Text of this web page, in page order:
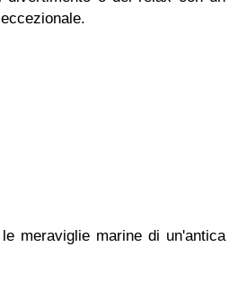
meraviglie marine di un'antica